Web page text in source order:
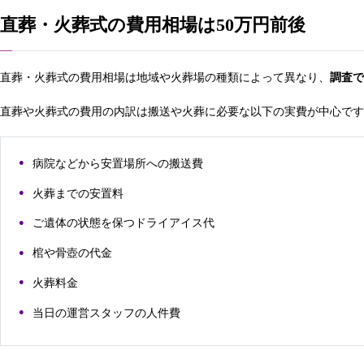
直葬・火葬式の費用相場は50万円前後
直葬・火葬式の費用相場は地域や火葬場の種類によって異なり、 調査
直葬や火葬式の費用の内訳は搬送や火葬に必要な以下の実費が中心で
病院などから安置場所への搬送費
火葬までの安置料
ご遺体の状態を保つドライアイス代
棺や骨壺の代金
火葬料金
当日の運営スタッフの人件費